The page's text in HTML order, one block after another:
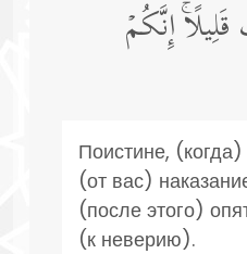
إِنَّكُمۡ
Поистине,
(от вас)
(после этого)
(к неверию).